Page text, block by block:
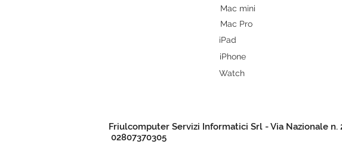
Mac mini
Mac Pro
iPad
iPhone
Watch
Friulcomputer Servizi Informatici Srl - Via Nazionale n.
02807370305